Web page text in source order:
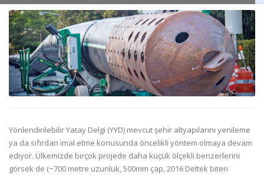
Yönlendirilebilir Yatay Delgi (YYD) mevcut şehir altyapılarını yenileme
ya da sıfırdan imal etme konusunda öncelikli yöntem olmaya devam
ediyor. Ülkemizde birçok projede daha küçük ölçekli benzerlerini
görsek de (~700 metre uzunluk, 500mm çap, 2016 Deltek biten